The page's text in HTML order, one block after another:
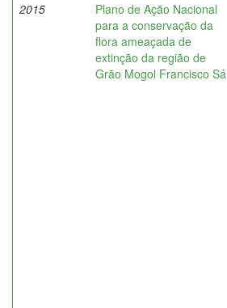
2015
Plano de Ação Nacional
para a conservação da
flora ameaçada de
extinção da região de
Grão Mogol Francisco Sá